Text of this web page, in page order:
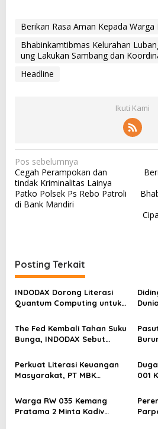
Berikan Rasa Aman Kepada Warga
Bhabinkamtibmas Kelurahan
ung Lakukan Sambang dan
Headline
Ikuti Kami
N
a
v
i
s
i
p
o
s
Pos sebelumnya
Cegah Perampokan dan
tindak Kriminalitas Lainya
Patko Polsek Ps Rebo Patroli
di Bank Mandiri
Posting Terkait
INDODAX Dorong Literasi
Quantum Computing untuk
Blockchain
The Fed Kembali Tahan Suku
Bunga, INDODAX Sebut
Sentimen Pasar
Perkuat Literasi Keuangan
Masyarakat, PT MBK
Karpet Masjid di Pakuhaji
001
Warga RW 035 Kemang
Pratama 2 Minta Kadiv